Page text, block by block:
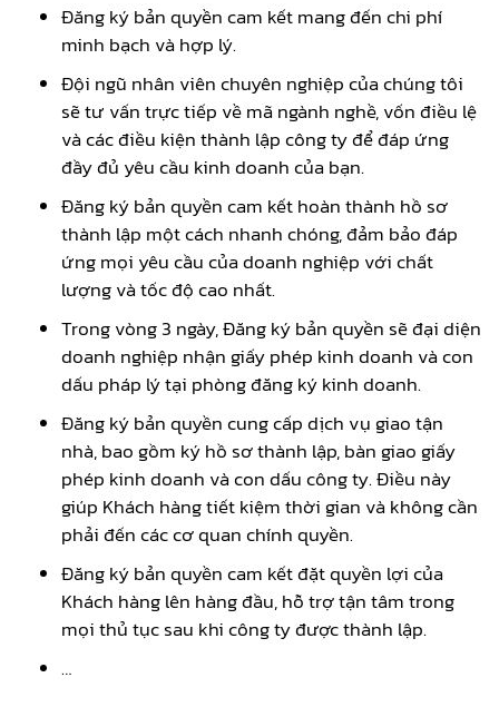
Đăng ký bản quyền cam kết mang đến chi phí
minh bạch và hợp lý.
Đội ngũ nhân viên chuyên nghiệp của chúng tôi
sẽ tư vấn trực tiếp về mã ngành nghề, vốn điều lệ
và các điều kiện thành lập công ty để đáp ứng
đầy đủ yêu cầu kinh doanh của bạn.
Đăng ký bản quyền cam kết hoàn thành hồ sơ
thành lập một cách nhanh chóng, đảm bảo đáp
ứng mọi yêu cầu của doanh nghiệp với chất
lượng và tốc độ cao nhất.
Trong vòng 3 ngày, Đăng ký bản quyền sẽ đại diện
doanh nghiệp nhận giấy phép kinh doanh và con
dấu pháp lý tại phòng đăng ký kinh doanh.
Đăng ký bản quyền cung cấp dịch vụ giao tận
nhà, bao gồm ký hồ sơ thành lập, bàn giao giấy
phép kinh doanh và con dấu công ty. Điều này
giúp Khách hàng tiết kiệm thời gian và không cần
phải đến các cơ quan chính quyền.
Đăng ký bản quyền cam kết đặt quyền lợi của
Khách hàng lên hàng đầu, hỗ trợ tận tâm trong
mọi thủ tục sau khi công ty được thành lập.
…